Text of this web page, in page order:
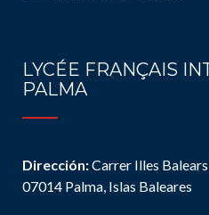
LYCÉE FRANÇAIS
PALMA
Dirección:Carrer Illes
07014 Palma, Islas Baleares